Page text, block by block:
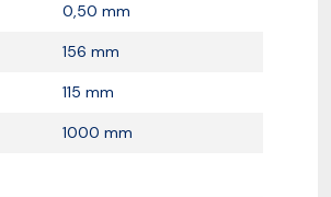
0,50 mm
156 mm
115 mm
1000 mm